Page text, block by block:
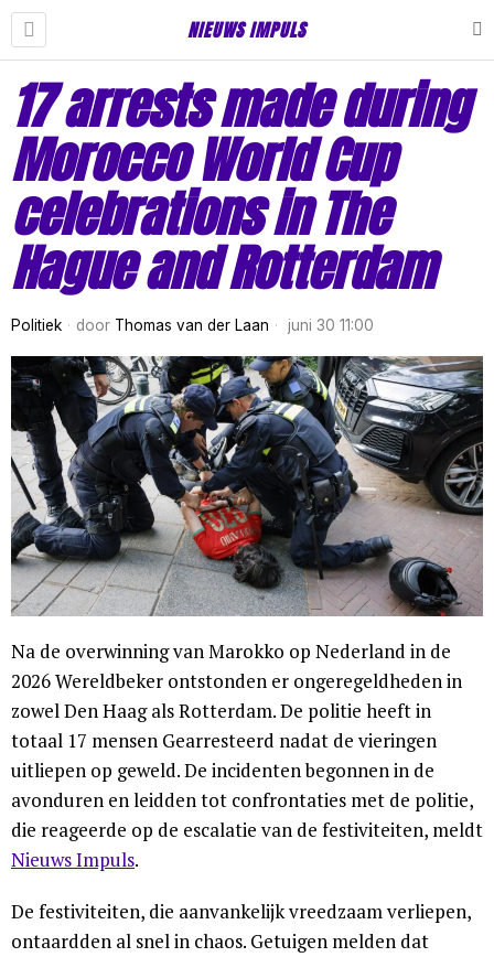
NIEUWS IMPULS
17 arrests made during
Morocco World Cup
celebrations in The
Hague and Rotterdam
Politiek door Thomas van der Laan juni 30 11:00
Na de overwinning van Marokko op Nederland in de
2026 Wereldbeker ontstonden er ongeregeldheden in
zowel Den Haag als Rotterdam. De politie heeft in
totaal 17 mensen Gearresteerd nadat de vieringen
uitliepen op geweld. De incidenten begonnen in de
avonduren en leidden tot confrontaties met de politie,
die reageerde op de escalatie van de festiviteiten, meldt
Nieuws Impuls.
De festiviteiten, die aanvankelijk vreedzaam verliepen,
ontaardden al snel in chaos. Getuigen melden dat